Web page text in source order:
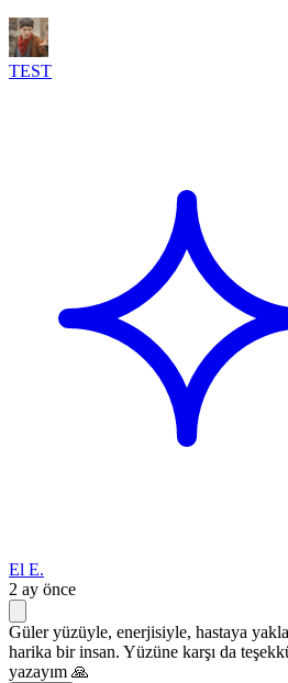
TEST
El E.
2 ay önce
Güler yüzüyle, enerjisiyle, hastaya
harika bir insan. Yüzüne karşı da
yazayım 🙏